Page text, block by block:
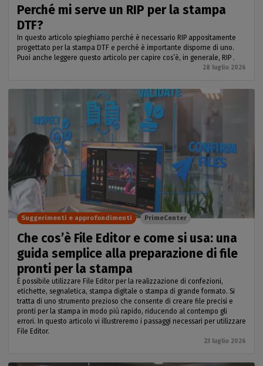
Perché mi serve un RIP per la stampa
DTF?
In questo articolo spieghiamo perché è necessario RIP appositamente
progettato per la stampa DTF e perché è importante disporne di uno.
Puoi anche leggere questo articolo per capire cos’è, in generale, RIP .
28 luglio 2026
Che cos’è File Editor e come si usa: una
guida semplice alla preparazione di file
pronti per la stampa
È possibile utilizzare File Editor per la realizzazione di confezioni,
etichette, segnaletica, stampa digitale o stampa di grande formato. Si
tratta di uno strumento prezioso che consente di creare file precisi e
pronti per la stampa in modo più rapido, riducendo al contempo gli
errori. In questo articolo vi illustreremo i passaggi necessari per utilizzare
File Editor.
23 luglio 2026
Suggerimenti e approfondimenti PrimeCenter